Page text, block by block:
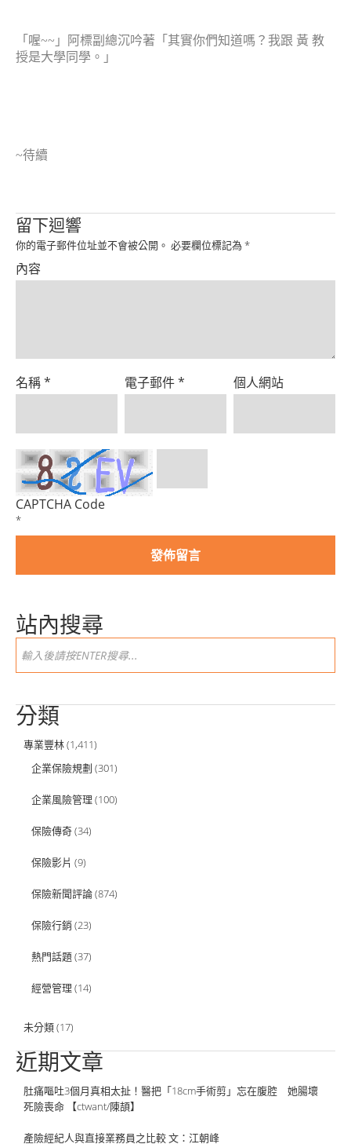
「喔~~ 」阿標副總沉吟著「其實你們知道嗎？我跟 黃 教
授是大學同學。」
~待續
留下迴響
你的電子郵件位址並不會被公開。 必要欄位標記為 *
內容
名稱* 電子郵件* 個人網站
CAPTCHA Code
*
站內搜尋
分類
專業豐林(1,411)
企業保險規劃 (301)
企業風險管理 (100)
保險傳奇(34)
保險影片 (9)
保險新聞評論(874)
保險行銷 (23)
熱門話題(37)
經營管理 (14)
未分類(17)
近期文章
肚痛嘔吐3個月真相太扯！醫把「18cm手術剪」忘在腹腔 她腸壞
死險喪命 【ctwant/陳頡】
產險經紀人與直接業務員之比較 文：江朝峰